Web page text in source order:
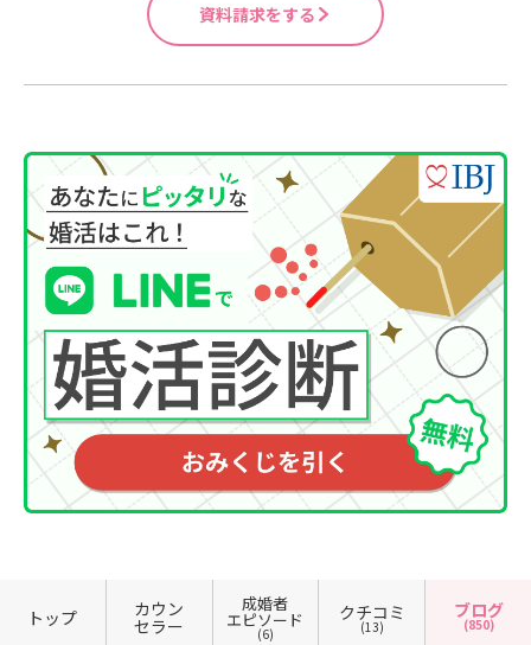
資料請求をする
トップ カウン
セラー
成婚者
エピソード
(6)
クチコミ
(13)
ブログ
(850)